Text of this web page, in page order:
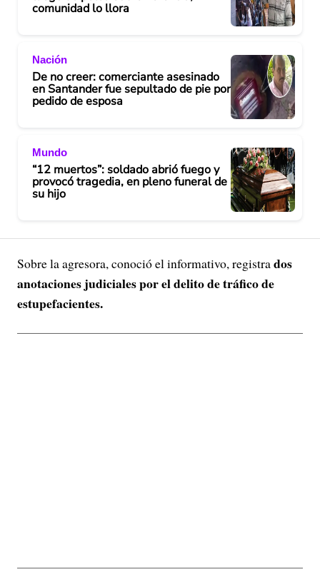
comunidad lo llora
Nación
De no creer: comerciante asesinado
en Santander fue sepultado de pie por
pedido de esposa
Mundo
“12 muertos”: soldado abrió fuego y
provocó tragedia, en pleno funeral de
su hijo
Sobre la agresora, conoció el informativo, registrados
anotaciones judiciales por el delito de tráfico de
estupefacientes.